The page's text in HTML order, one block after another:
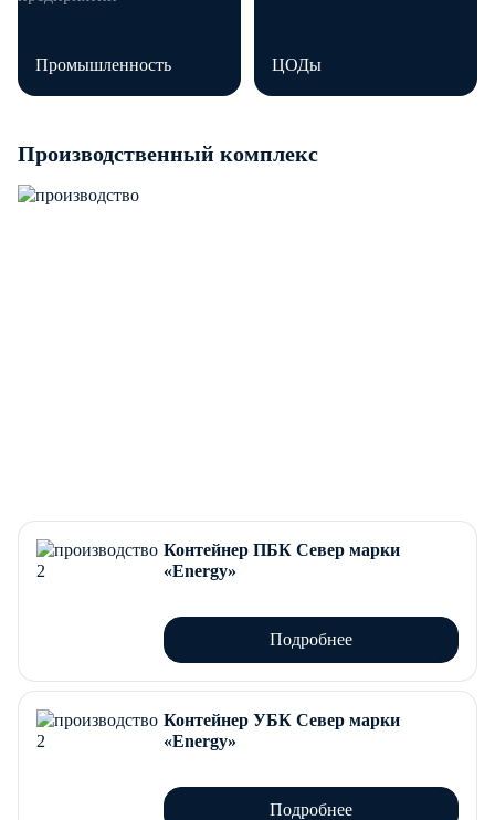
Промышленность ЦОДы
Производственный комплекс
Контейнер ПБК Север марки
«Energy»
Подробнее
Контейнер УБК Север марки
«Energy»
Подробнее